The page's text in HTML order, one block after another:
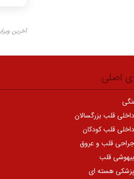
آخرین ویرایش ۲۶
اصلی
قلب بزرگسالان
داخلی قلب کودکان
جراحی قلب و عروق
بیهوشی قلب
پزشکی هسته ای